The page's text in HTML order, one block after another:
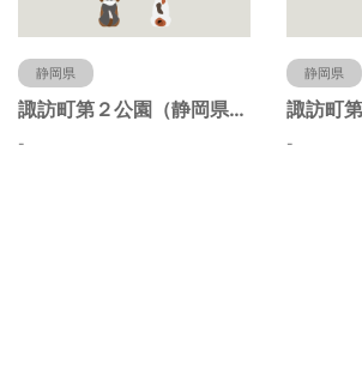
静岡県
諏訪町第２公園（静岡県静岡市）
-
静岡県
-